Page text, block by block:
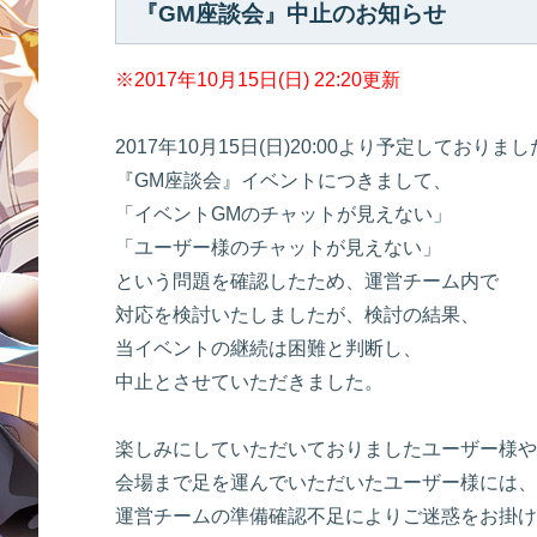
『GM座談会』中止のお知らせ
※2017年10月15日(日) 22:20更新
2017年10月15日(日)20:00より予定しておりまし
『GM座談会』イベントにつきまして、
「イベントGMのチャットが見えない」
「ユーザー様のチャットが見えない」
という問題を確認したため、運営チーム内で
対応を検討いたしましたが、検討の結果、
当イベントの継続は困難と判断し、
中止とさせていただきました。
楽しみにしていただいておりましたユーザー様や
会場まで足を運んでいただいたユーザー様には、
運営チームの準備確認不足によりご迷惑をお掛